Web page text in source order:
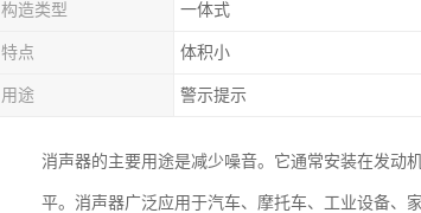
构造类型 一体式
特点 体积小
用途 警示提示
消声器的主要用途是减少噪音。它通常安装在发动
平。消声器广泛应用于汽车、摩托车、工业设备、